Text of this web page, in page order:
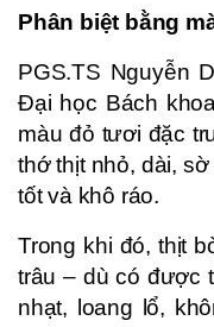
Phân biệt bằng
PGS.TS Nguyễn
Đại học Bách
màu đỏ tươi đặc
thớ thịt nhỏ, dài,
tốt và khô ráo.
Trong khi đó, thịt
trâu – dù có được
nhạt, loang lổ,